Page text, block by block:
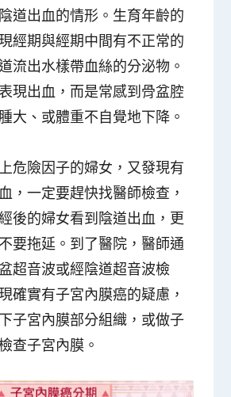
道出血的情形。生育年齡的
經期與經期中間有不正常的
流出水樣帶血絲的分泌物。
現出血，而是常感到骨盆腔
大、或體重不自覺地下降。
危險因子的婦女，又發現有
，一定要趕快找醫師檢查，
後的婦女看到陰道出血，更
要拖延 。到了醫院，醫師通
超音波或經陰道超音波檢
確實有子宮內膜癌的疑慮，
子宮內膜部分組織，或做子
查子宮內膜。